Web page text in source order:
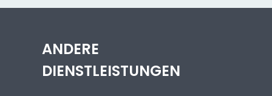
ANDERE
DIENSTLEISTUNGEN